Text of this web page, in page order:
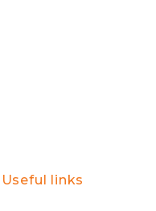
Useful links